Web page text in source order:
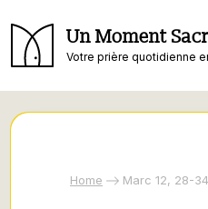
Un Moment
Votre prière quotidienne
Home Marc 12, 28-34